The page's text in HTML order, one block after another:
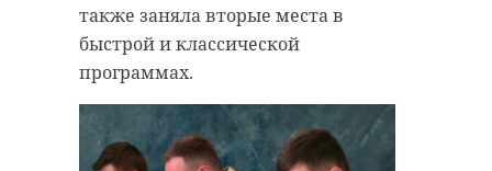
также заняла вторые места в
быстрой и классической
программах.